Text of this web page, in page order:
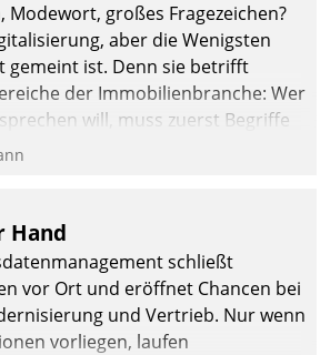
Modewort, großes Fragezeichen?
aber die Wenigsten
gemeint ist. Denn sie betrifft
der Immobilienbranche: Wer
will, muss zuerst Begriffe
ist die betriebliche Optimierung:
optimierte und automatisierte
darf nicht zu viel erwarten: Allein
einer neuen Software ist es nicht
erfordert von Unternehmen
zu überprüfen, zu hinterfragen
Hand
schließt
vor Ort und eröffnet Chancen bei
und Vertrieb. Nur wenn
vorliegen, laufen